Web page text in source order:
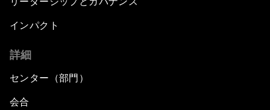
インパクト
詳細
センター（部門）
会合